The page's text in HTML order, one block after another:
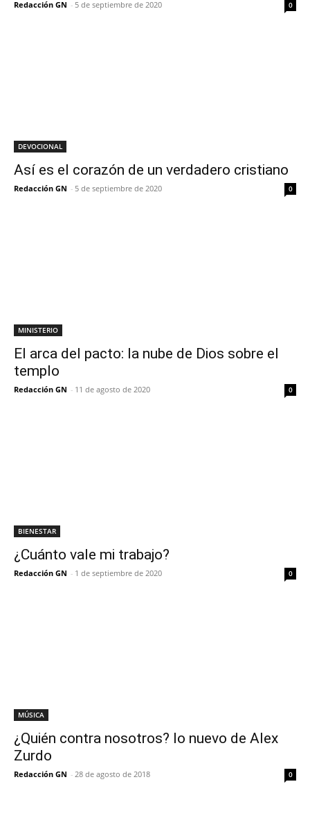
Redacción GN - 5 de septiembre de 2020 0
DEVOCIONAL
Así es el corazón de un verdadero cristiano
Redacción GN - 5 de septiembre de 2020 0
MINISTERIO
El arca del pacto: la nube de Dios sobre el
templo
Redacción GN - 11 de agosto de 2020 0
BIENESTAR
¿Cuánto vale mi trabajo?
Redacción GN - 1 de septiembre de 2020 0
MÚSICA
¿Quién contra nosotros? lo nuevo de Alex
Zurdo
Redacción GN - 28 de agosto de 2018 0